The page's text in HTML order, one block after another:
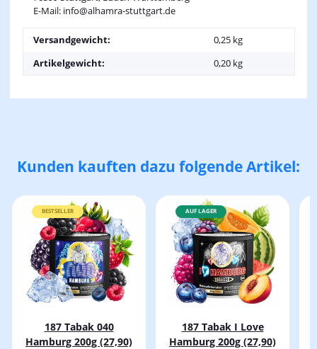
E-Mail: info@alhamra-stuttgart.de
Versandgewicht:
0,25 kg
Artikelgewicht:
0,20 kg
Kunden kauften dazu folgende Artikel:
BESTSELLER
187 Tabak 040
Hamburg 200g (27,90)
AUF LAGER
187 Tabak I Love
Hamburg 200g (27,90)